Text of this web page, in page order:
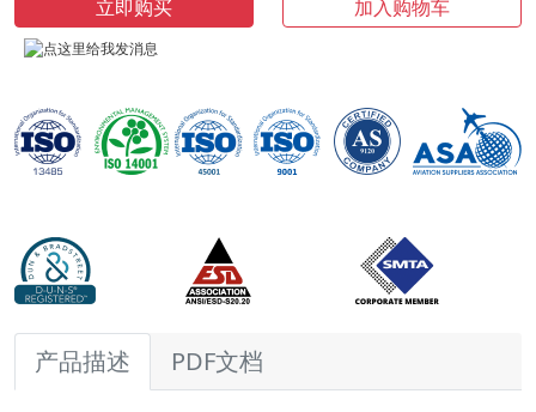
立即购买
加入购物车
产品描述 PDF文档